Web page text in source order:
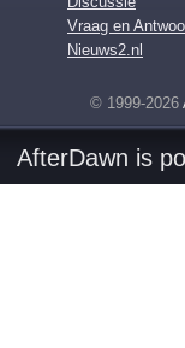
Vraag en
Nieuws2.nl
© 1999-2026
AfterDawn is